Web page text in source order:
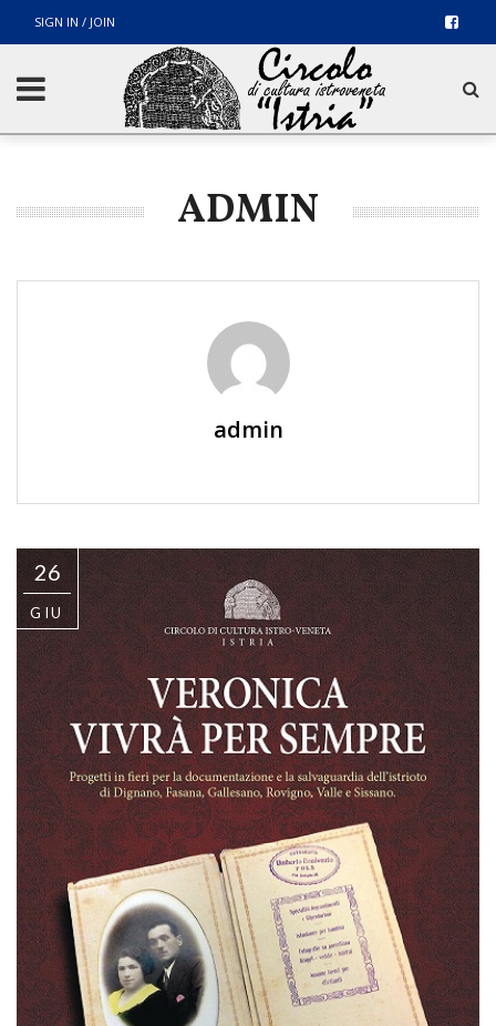
SIGN IN / JOIN
ADMIN
admin
26
GIU